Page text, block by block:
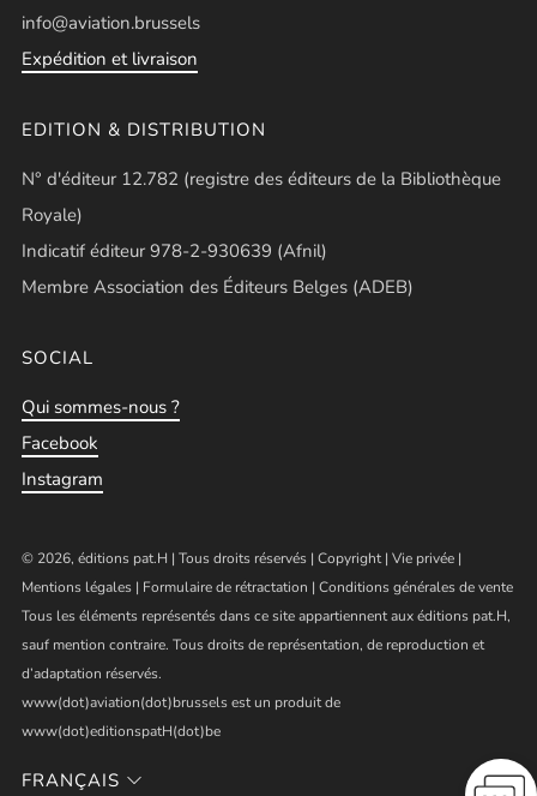
info@aviation.brussels
Expédition et livraison
EDITION & DISTRIBUTION
N° d'éditeur 12.782 (registre des éditeurs de la Bibliothèque
Royale)
Indicatif éditeur 978-2-930639 (Afnil)
Membre Association des Éditeurs Belges (ADEB)
SOCIAL
Qui sommes-nous ?
Facebook
Instagram
© 2026, éditions pat.H | Tous droits réservés | Copyright| Vie privée |
Mentions légales | Formulaire de rétractation | Conditions générales de vente
Tous les éléments représentés dans ce site appartiennent aux éditions pat.H,
sauf mention contraire. Tous droits de représentation, de reproduction et
d’adaptation réservés.
www(dot)aviation(dot)brussels est un produit de
www(dot)editionspatH(dot)be
FRANÇAIS